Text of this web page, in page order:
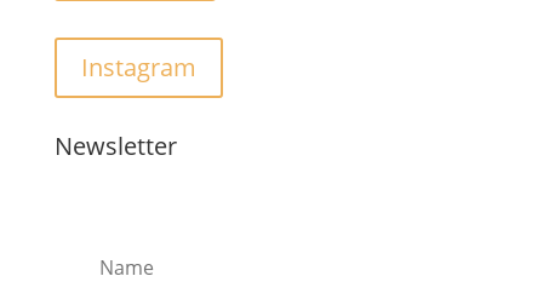
Instagram
Newsletter